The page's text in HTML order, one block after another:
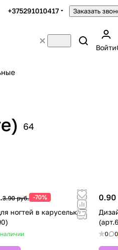
+375291010417 Заказать
Войти
64
3.90 руб. -70%
в карусельке
0.90
Дизайн
0 0